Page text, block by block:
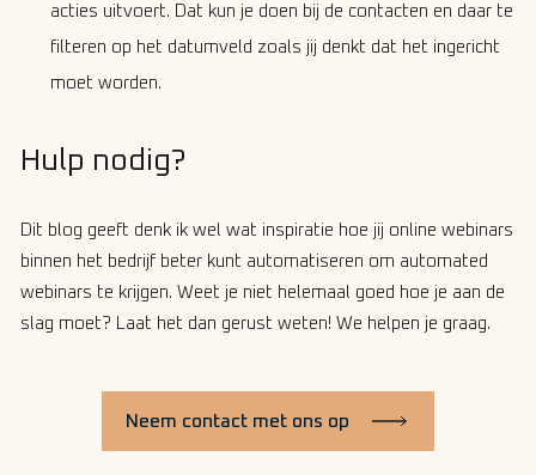
acties uitvoert. Dat kun je doen bij de contacten en daar te
filteren op het datumveld zoals jij denkt dat het ingericht
moet worden.
Hulp nodig?
Dit blog geeft denk ik wel wat inspiratie hoe jij online webinars
binnen het bedrijf beter kunt automatiseren om automated
webinars te krijgen. Weet je niet helemaal goed hoe je aan de
slag moet? Laat het dan gerust weten! We helpen je graag.
Neem contact met ons op